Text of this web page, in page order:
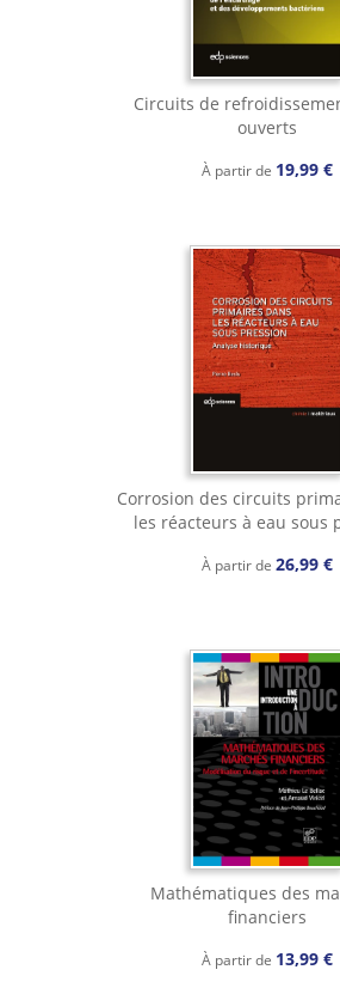
Circuits de
ouverts
À partir de 19,99 €
Corrosion des circuits
les réacteurs à eau sous
À partir de 26,99 €
Mathématiques des
financiers
À partir de 13,99 €